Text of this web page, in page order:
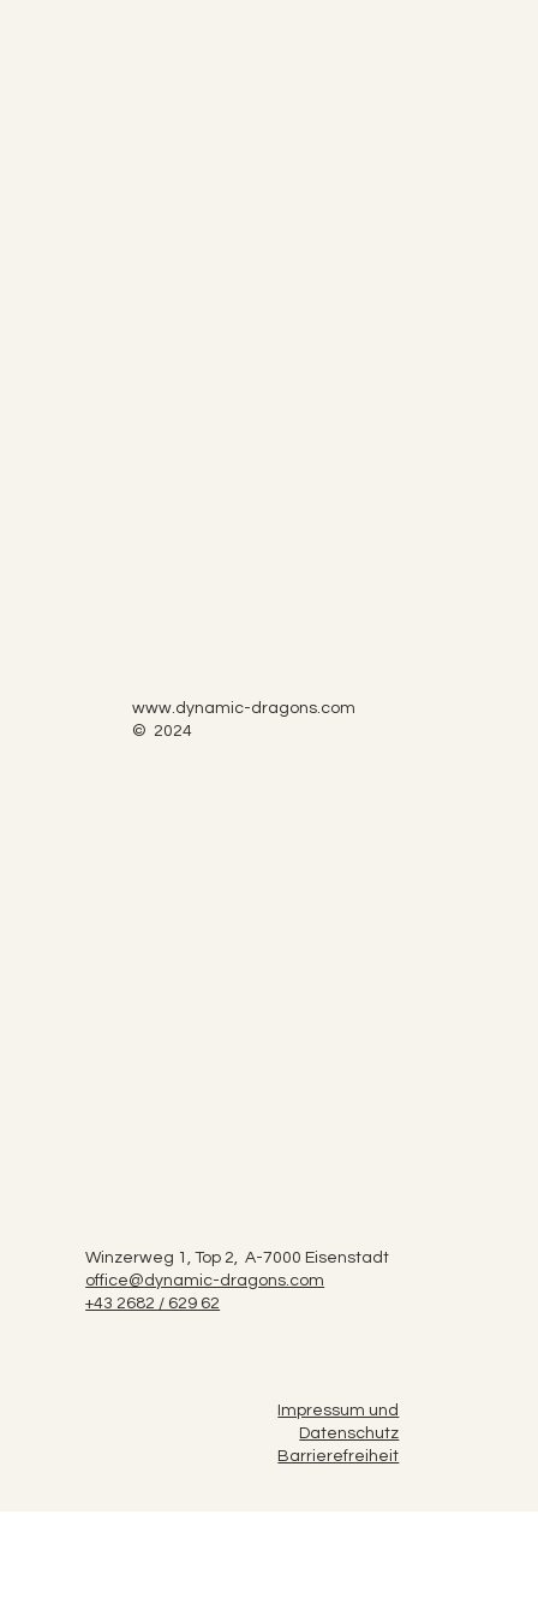
www.dynamic-dragons.com
© 2024
Winzerweg 1, Top 2, A-7000 Eisenstadt
office@dynamic-dragons.com
+43 2682 / 629 62
Impressum und
Datenschutz
Barrierefreiheit